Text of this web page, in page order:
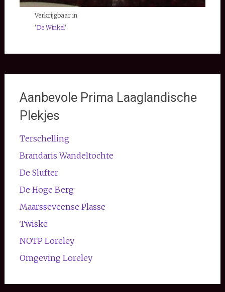
Verkrijgbaar in
'De Winkel '.
Aanbevole Prima Laaglandische
Plekjes
Terschelling
Brandaris Wandeltochte
De Slufter
De Hoge Berg
Maarsseveense Plasse
Twiske
NOTP Loreley
Omgeving Loreley